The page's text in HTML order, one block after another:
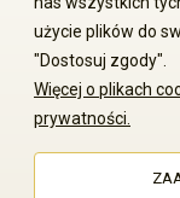
© 2008-2026
zastrzeżone.
użycie plików do
"Dostosuj zgody".
Więcej o plikach
prywatności.